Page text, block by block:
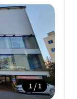
1 / 1